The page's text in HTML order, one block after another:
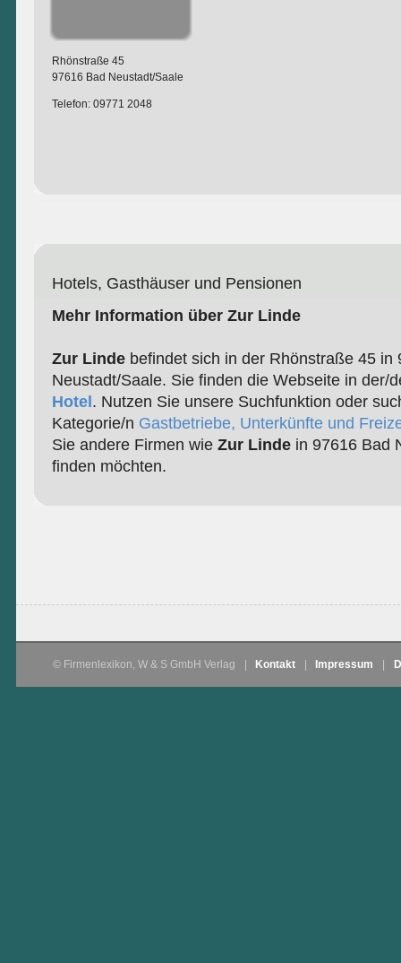
Rhönstraße 45
97616 Bad Neustadt/Saale
Telefon: 09771 2048
Hotels, Gasthäuser und Pensionen
Mehr Information über Zur Linde
Zur Lindebefindet sich in der Rhönstraße 45 in
Neustadt/Saale. Sie finden die Webseite in der/
Hotel . Nutzen Sie unsere Suchfunktion oder
Kategorie/n Gastbetriebe, Unterkünfte und
Sie andere Firmen wie Zur Lindein 97616 Bad
finden möchten.
© Firmenlexikon, W & S GmbH Verlag Kontakt Impressum